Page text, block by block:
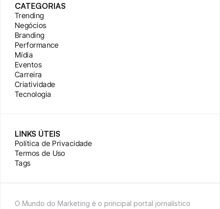
CATEGORIAS
Trending
Negócios
Branding
Performance
Mídia
Eventos
Carreira
Criatividade
Tecnologia
LINKS ÚTEIS
Política de Privacidade
Termos de Uso
Tags
O Mundo do Marketing é o principal portal jornalístico